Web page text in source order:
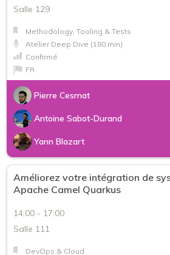
Salle 129
Methodology, Tooling & Tests
Atelier Deep Dive (180 min)
Confirmé
FR
Pierre Cesmat
Antoine Sabot-Durand
Yann Blazart
Améliorez votre intégration de
Apache Camel Quarkus
14:00 - 17:00
Salle 111
DevOps & Cloud